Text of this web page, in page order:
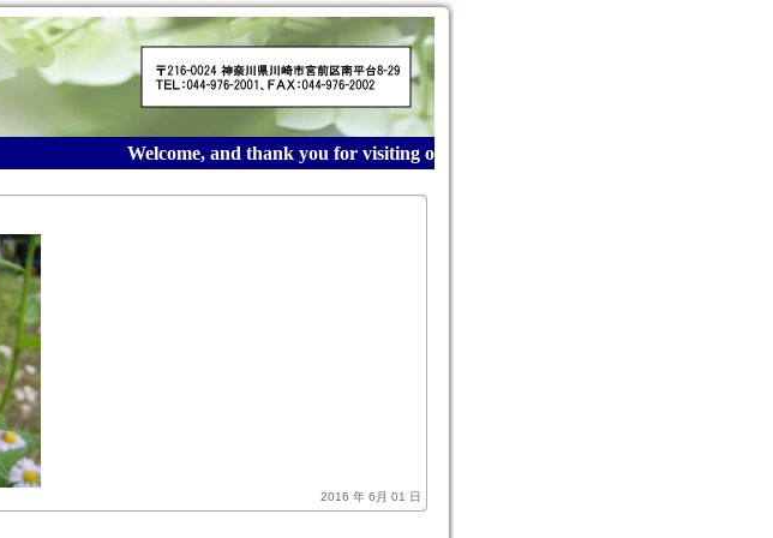
Welcome, and thank you for visiting our website! 産業廃棄物収集運搬は青木建材
2016 年 6月 01 日